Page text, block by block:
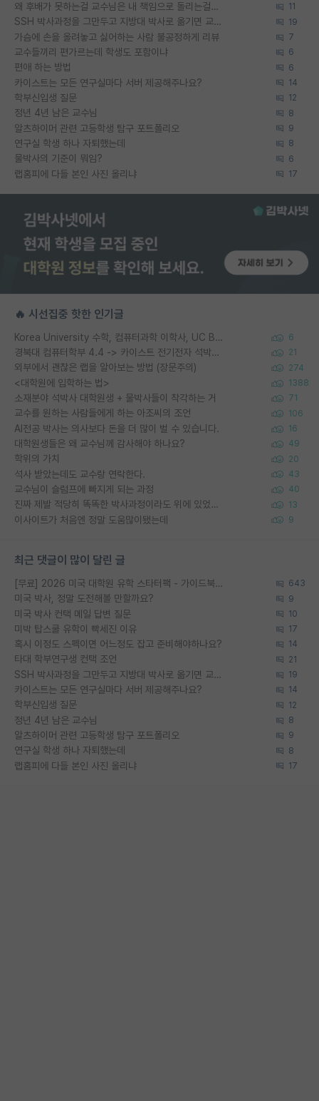
왜 후배가 못하는걸 교수님은 내 책임으로 돌리는걸까요? 11
SSH 박사과정을 그만두고 지방대 박사로 옮기면 교수의 꿈은 끝일까요? 19
가슴에 손을 올려놓고 싫어하는 사람 불공정하게 리뷰 7
교수들끼리 편가르는데 학생도 포함이냐 6
편애 하는 방법 6
카이스트는 모든 연구실마다 서버 제공해주나요? 14
학부신입생 질문 12
정년 4년 남은 교수님 8
알츠하이머 관련 고등학생 탐구 포트폴리오 9
연구실 학생 하나 자퇴했는데 8
물박사의 기준이 뭐임? 6
랩홈피에 다들 본인 사진 올리냐 17
🔥 시선집중 핫한 인기글
Korea University 수학, 컴퓨터과학 이학사, UC Berkeley 산업공학 대학원 공학박사가 되는 것은 쉽지 않겠죠? 6
경북대 컴퓨터학부 4.4 -> 카이스트 전기전자 석박사통합과정 합격 21
외부에서 괜찮은 랩을 알아보는 방법 (장문주의) 274
<대학원에 입학하는 법> 1388
소재분야 석박사 대학원생 + 물박사들이 착각하는 거 71
교수를 원하는 사람들에게 하는 아조씨의 조언 106
AI전공 박사는 의사보다 돈을 더 많이 벌 수 있습니다. 16
대학원생들은 왜 교수님께 감사해야 하나요? 49
학위의 가치 20
석사 받았는데도 교수랑 연락한다. 43
교수님이 슬럼프에 빠지게 되는 과정 40
진짜 제발 적당히 똑똑한 박사과정이라도 위에 있었으면.. 13
이사이트가 처음엔 정말 도움많이됐는데 9
최근 댓글이 많이 달린 글
[무료] 2026 미국 대학원 유학 스타터팩 - 가이드북 & 합격자 컨택메일 템플릿 643
미국 박사, 정말 도전해볼 만할까요? 9
미국 박사 컨택 메일 답변 질문 10
미박 탑스쿨 유학이 빡세진 이유 17
혹시 이정도 스펙이면 어느정도 잡고 준비해야하나요? 14
타대 학부연구생 컨택 조언 21
SSH 박사과정을 그만두고 지방대 박사로 옮기면 교수의 꿈은 끝일까요? 19
카이스트는 모든 연구실마다 서버 제공해주나요? 14
학부신입생 질문 12
정년 4년 남은 교수님 8
알츠하이머 관련 고등학생 탐구 포트폴리오 9
연구실 학생 하나 자퇴했는데 8
랩홈피에 다들 본인 사진 올리냐 17